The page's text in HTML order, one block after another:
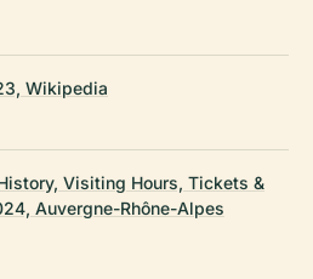
Wikipedia
Visiting Hours, Tickets &
Auvergne-Rhône-Alpes